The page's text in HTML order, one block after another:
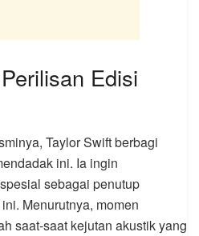
Edisi
Taylor Swift berbagi
ini. Ia ingin
sebagai penutup
Menurutnya, momen
saat-saat kejutan akustik yang